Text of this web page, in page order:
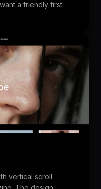
a friendly first
vertical scroll